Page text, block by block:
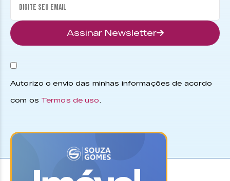
Assinar Newsletter
Autorizo o envio das minhas informações de acordo
com os Termos de uso